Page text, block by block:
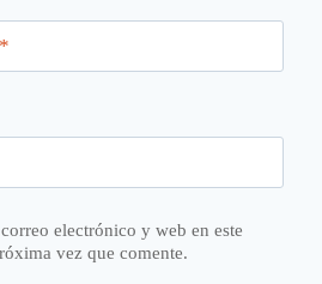
*
electrónico y web en este
vez que comente.